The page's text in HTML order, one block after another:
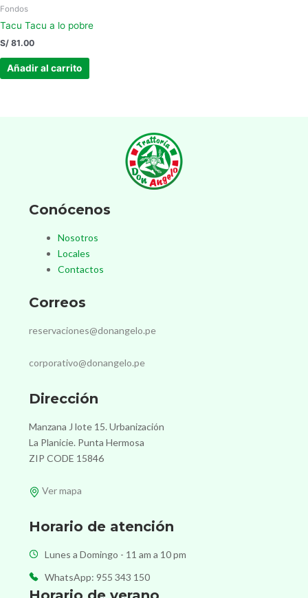
Fondos
Tacu Tacu a lo pobre
S/ 81.00
Añadir al carrito
Conócenos
Nosotros
Locales
Contactos
Correos
reservaciones@donangelo.pe
corporativo@donangelo.pe
Dirección
Manzana J lote 15. Urbanización
La Planicie. Punta Hermosa
ZIP CODE 15846
Ver mapa
Horario de atención
Lunes a Domingo - 11 am a 10 pm
WhatsApp: 955 343 150